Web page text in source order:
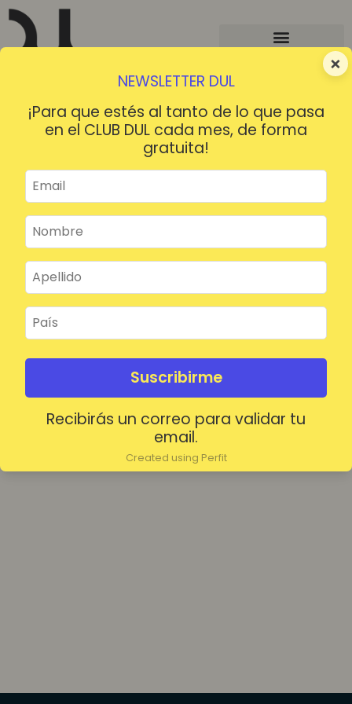
×
NEWSLETTER DUL
¡Para que estés al tanto de lo que pasa
en el CLUB DUL cada mes, de forma
gratuita!
Suscribirme
Recibirás un correo para validar tu
email.
Created using Perfit
¡HOLA!
Mantenerme conectado
Acceder